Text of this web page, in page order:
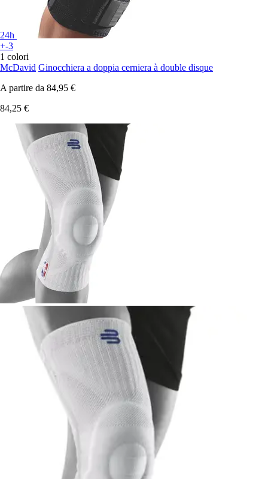
24h
+-3
1 colori
McDavid Ginocchiera a doppia cerniera à double disque
A partire da 84,95 €
84,25 €